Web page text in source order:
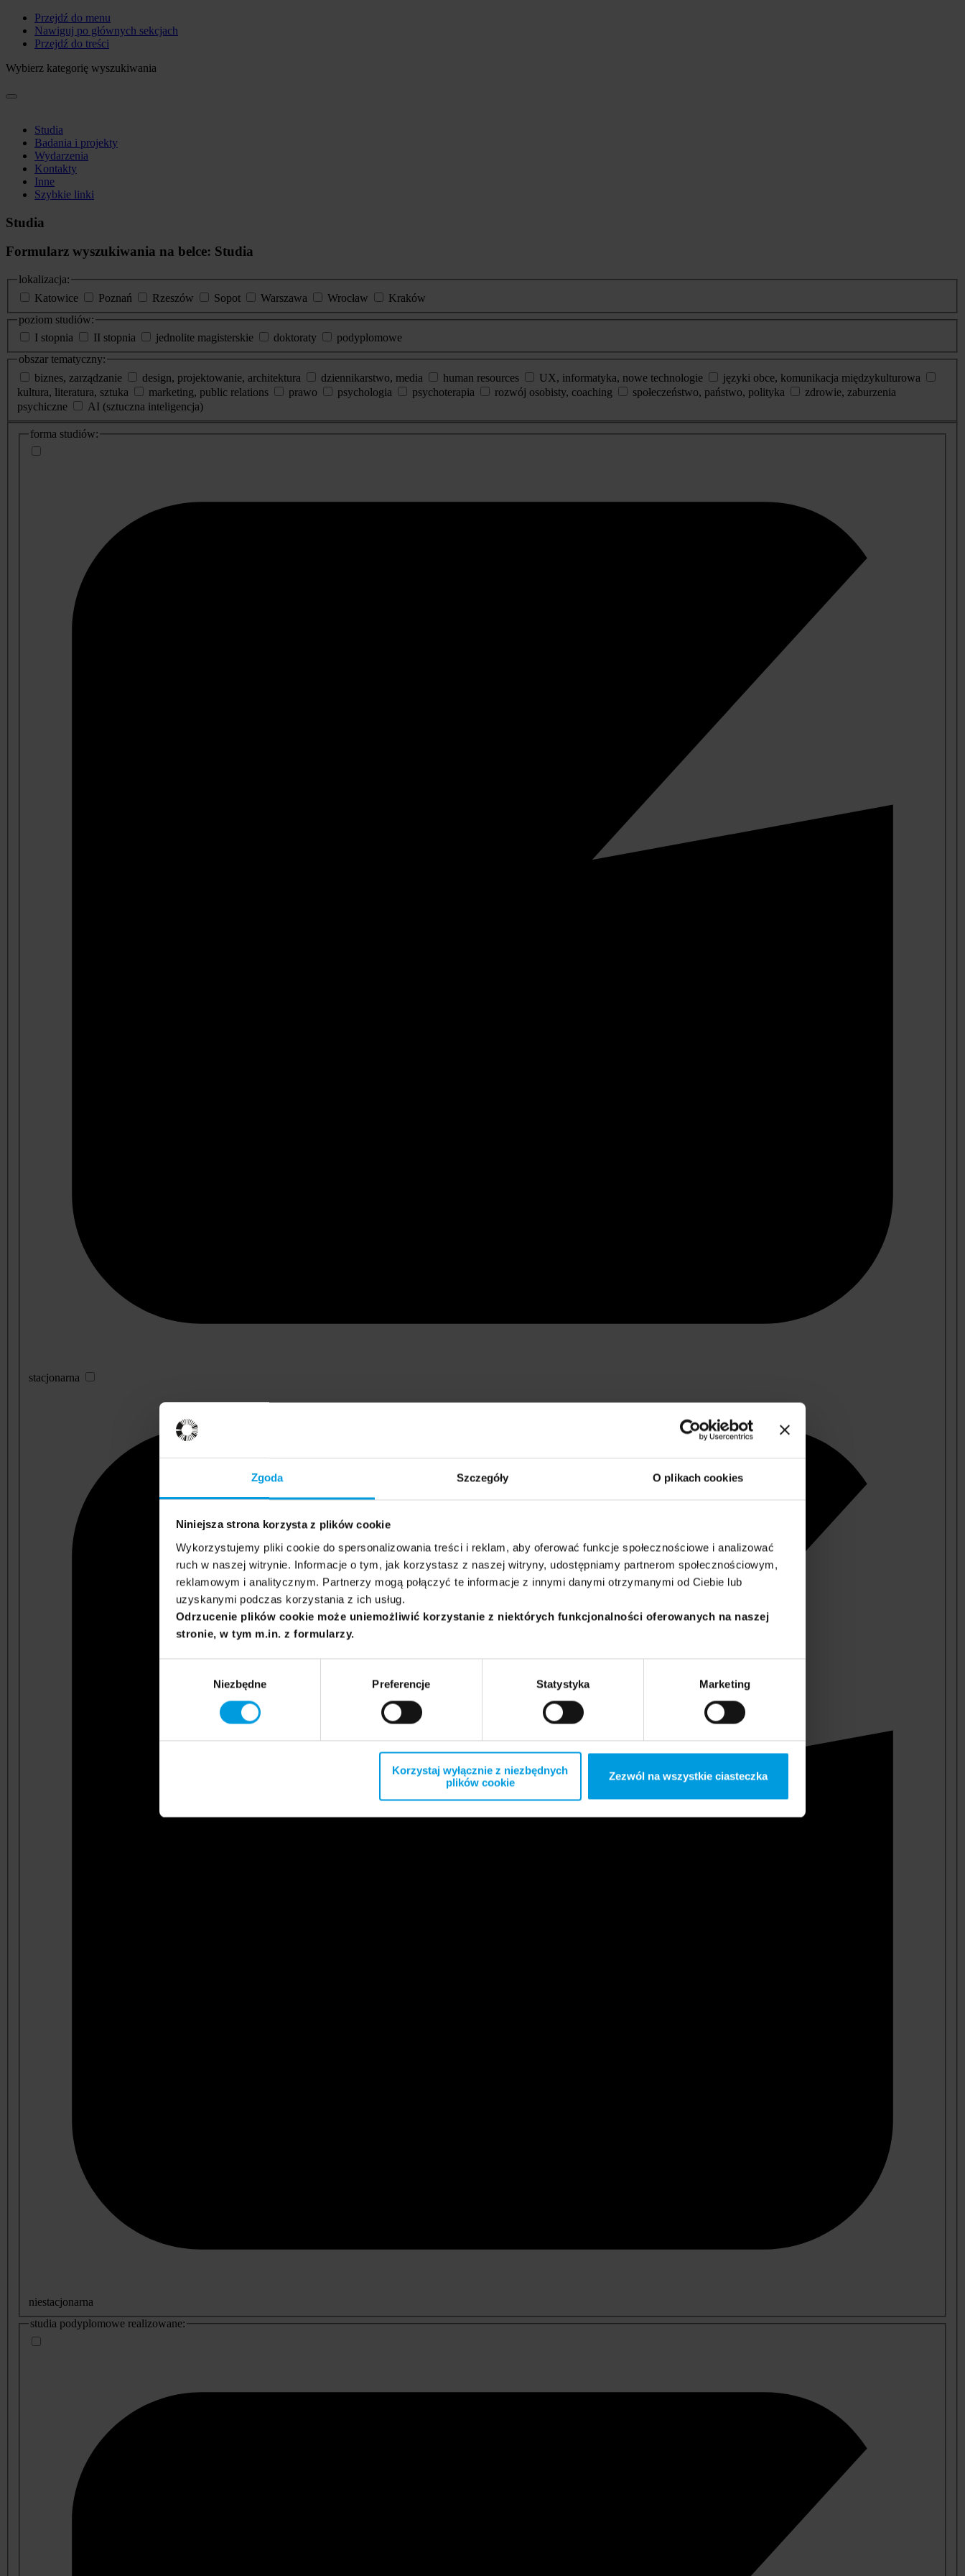
Zgoda Szczegóły O plikach cookies
Niniejsza strona korzysta z plików cookie
Wykorzystujemy pliki cookie do spersonalizowania treści i reklam, aby oferować funkcje społecznościowe i analizować
ruch w naszej witrynie. Informacje o tym, jak korzystasz z naszej witryny, udostępniamy partnerom społecznościowym,
reklamowym i analitycznym. Partnerzy mogą połączyć te informacje z innymi danymi otrzymanymi od Ciebie lub
uzyskanymi podczas korzystania z ich usług.
Odrzucenie plików cookie może uniemożliwić korzystanie z niektórych funkcjonalności oferowanych na naszej
stronie, w tym m.in. z formularzy.
Niezbędne Preferencje Statystyka Marketing
Korzystaj wyłącznie z niezbędnych
plików cookie
Zezwól na wszystkie ciasteczka
Przejdź do menu
Nawiguj po głównych sekcjach
Przejdź do treści
Wybierz kategorię wyszukiwania
Studia
Badania i projekty
Wydarzenia
Kontakty
Inne
Szybkie linki
Studia
Formularz wyszukiwania na belce: Studia
lokalizacja:
Katowice
Poznań Rzeszów Sopot Warszawa Wrocław
Kraków
poziom studiów:
I stopnia
II stopnia jednolite magisterskie doktoraty
podyplomowe
obszar tematyczny:
biznes, zarządzanie
design, projektowanie, architektura dziennikarstwo, media human resources UX, informatyka, nowe technologie
języki obce, komunikacja międzykulturowa
kultura, literatura, sztuka
marketing, public relations prawo psychologia psychoterapia rozwój osobisty, coaching społeczeństwo, państwo, polityka
zdrowie, zaburzenia
psychiczne
AI (sztuczna inteligencja)
dodatkowe
informacje
forma studiów:
stacjonarna
niestacjonarna
studia podyplomowe realizowane: